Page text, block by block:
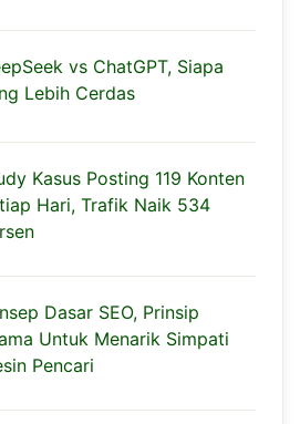
vs ChatGPT, Siapa
Lebih Cerdas
Kasus Posting 119 Konten
Hari, Trafik Naik 534
Dasar SEO, Prinsip
Untuk Menarik Simpati
Pencari